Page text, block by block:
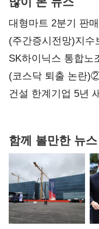
대형마트 2분기 판
(주간증시전망)지
SK하이닉스 통합
불만 확산
(코스닥 퇴출 논란
당장 퇴출?…시간만
건설 한계기업 5년
함께 볼만한 뉴스